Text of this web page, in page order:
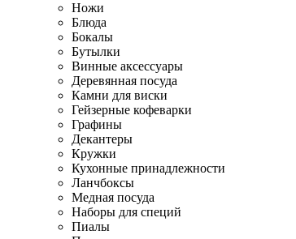
Ножи
Блюда
Бокалы
Бутылки
Винные аксессуары
Деревянная посуда
Камни для виски
Гейзерные кофеварки
Графины
Декантеры
Кружки
Кухонные принадлежности
Ланчбоксы
Медная посуда
Наборы для специй
Пиалы